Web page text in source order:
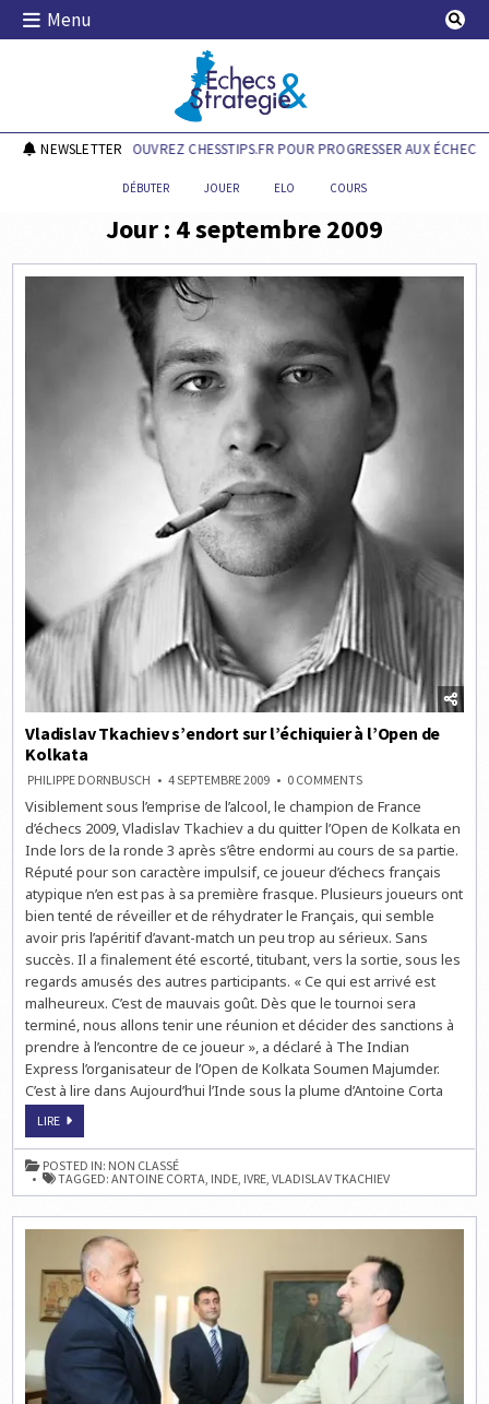
Skip
Menu
Echecs & Stratégie
NEWSLETTERDÉCOUVREZ CHESSTIPS.FR POUR PROGRESSER AUX ÉCHECS !
DÉBUTER JOUER ELO COURS
Jour : 4 septembre 2009
Vladislav Tkachiev s’endort sur l’échiquier à l’Open de
Kolkata
PHILIPPE DORNBUSCH 4 SEPTEMBRE 2009 0 COMMENTSON
TKACHIEV
SUR
L’ÉCHIQUIER
À
L’OPEN
KOLKATA
Visiblement sous l’emprise de l’alcool, le champion de France
d’échecs 2009, Vladislav Tkachiev a du quitter l’Open de Kolkata en
Inde lors de la ronde 3 après s’être endormi au cours de sa partie.
Réputé pour son caractère impulsif, ce joueur d’échecs français
atypique n’en est pas à sa première frasque. Plusieurs joueurs ont
bien tenté de réveiller et de réhydrater le Français, qui semble
avoir pris l’apéritif d’avant-match un peu trop au sérieux. Sans
succès. Il a finalement été escorté, titubant, vers la sortie, sous les
regards amusés des autres participants. « Ce qui est arrivé est
malheureux. C’est de mauvais goût. Dès que le tournoi sera
terminé, nous allons tenir une réunion et décider des sanctions à
prendre à l’encontre de ce joueur », a déclaré à The Indian
Express l’organisateur de l’Open de Kolkata Soumen Majumder.
C’est à lire dans Aujourd’hui l’Inde sous la plume d’Antoine Corta
LIREVLADISLAV
S’ENDORT
SUR
L’ÉCHIQUIER
À
L’OPEN
POSTED IN: NON CLASSÉ
TAGGED:ANTOINE CORTA INDE IVRE ,VLADISLAV TKACHIEV